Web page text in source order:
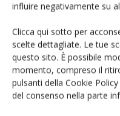
influire negativamente su
Clicca qui sotto per
scelte dettagliate. Le tue
questo sito. È possibile
momento, compreso il
pulsanti della Cookie
del consenso nella parte
Facebook
Articolo precedente
La marca in ortofrutta un
valore che orienta il